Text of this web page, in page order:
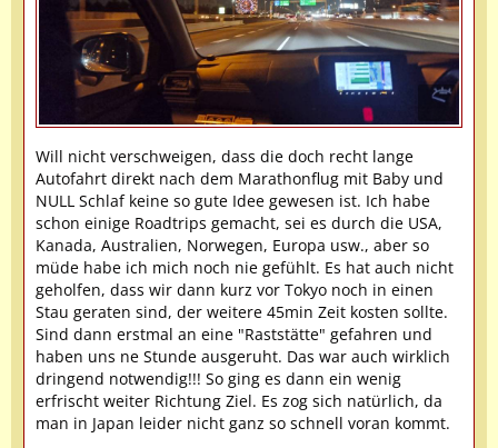
Will nicht verschweigen, dass die doch recht lange
Autofahrt direkt nach dem Marathonflug mit Baby und
NULL Schlaf keine so gute Idee gewesen ist. Ich habe
schon einige Roadtrips gemacht, sei es durch die USA,
Kanada, Australien, Norwegen, Europa usw., aber so
müde habe ich mich noch nie gefühlt. Es hat auch nicht
geholfen, dass wir dann kurz vor Tokyo noch in einen
Stau geraten sind, der weitere 45min Zeit kosten sollte.
Sind dann erstmal an eine "Raststätte" gefahren und
haben uns ne Stunde ausgeruht. Das war auch wirklich
dringend notwendig!!! So ging es dann ein wenig
erfrischt weiter Richtung Ziel. Es zog sich natürlich, da
man in Japan leider nicht ganz so schnell voran kommt.